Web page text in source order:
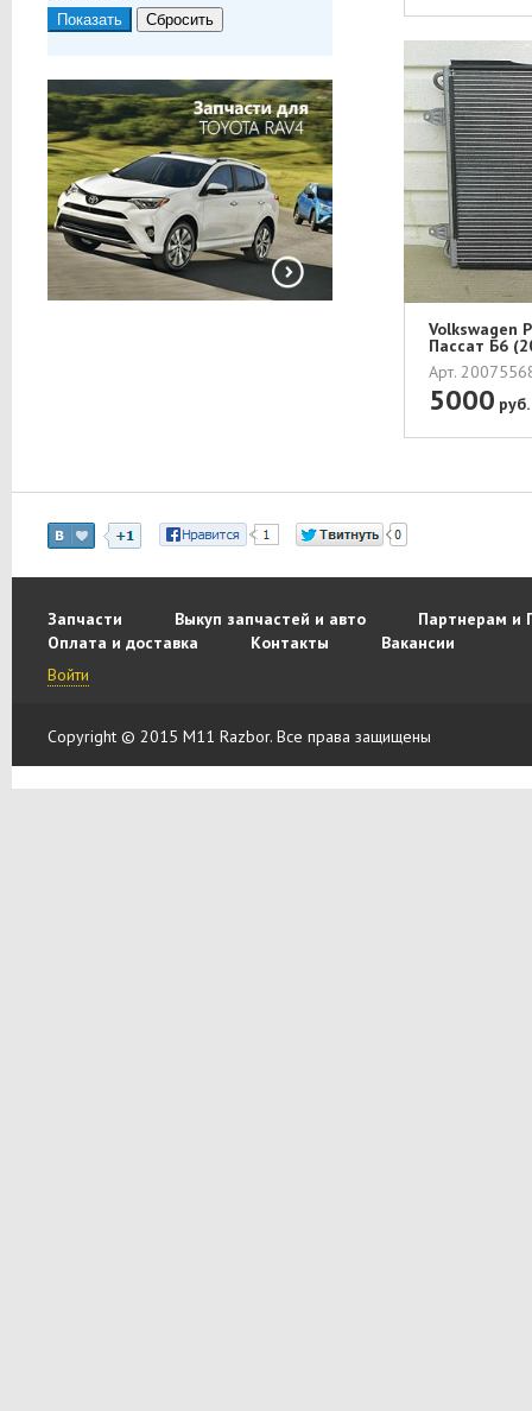
Volkswagen
Пассат Б6
Арт.
5000 руб.
Запчасти Выкуп запчастей и авто
Партнерам и
Оплата и доставка
Контакты
Вакансии
Войти
Copyright © 2015 M11 Razbor. Все права защищены